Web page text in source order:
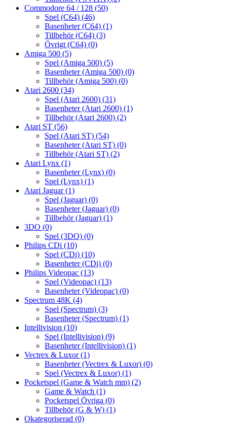
Commodore 64 / 128 (50)
Spel (C64) (46)
Basenheter (C64) (1)
Tillbehör (C64) (3)
Övrigt (C64) (0)
Amiga 500 (5)
Spel (Amiga 500) (5)
Basenheter (Amiga 500) (0)
Tillbehör (Amiga 500) (0)
Atari 2600 (34)
Spel (Atari 2600) (31)
Basenheter (Atari 2600) (1)
Tillbehör (Atari 2600) (2)
Atari ST (56)
Spel (Atari ST) (54)
Basenheter (Atari ST) (0)
Tillbehör (Atari ST) (2)
Atari Lynx (1)
Basenheter (Lynx) (0)
Spel (Lynx) (1)
Atari Jaguar(1)
Spel (Jaguar) (0)
Basenheter (Jaguar) (0)
Tillbehör (Jaguar) (1)
3DO (0)
Spel (3DO) (0)
Philips CDi (10)
Spel (CDi) (10)
Basenheter (CDi) (0)
Philips Videopac (13)
Spel (Videopac) (13)
Basenheter (Videopac) (0)
Spectrum 48K (4)
Spel (Spectrum) (3)
Basenheter (Spectrum) (1)
Intellivision (10)
Spel (Intellivision) (9)
Basenheter (Intellivision) (1)
Vectrex & Luxor(1)
Basenheter (Vectrex & Luxor) (0)
Spel (Vectrex & Luxor) (1)
Pocketspel (Game & Watch mm) (2)
Game & Watch (1)
Pocketspel Övriga (0)
Tillbehör (G & W) (1)
Okategoriserad (0)